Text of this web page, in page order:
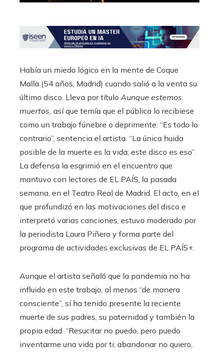
Había un miedo lógico en la mente de Coque
Malla (54 años, Madrid) cuando salió a la venta su
último disco. Lleva por título Aunque estemos
muertos, así que temía que el público lo recibiese
como un trabajo fúnebre o deprimente. “Es todo lo
contrario”, sentencia el artista. “La única huida
posible de la muerte es la vida; este disco es eso”.
La defensa la esgrimió en el encuentro que
mantuvo con lectores de EL PAÍS, la pasada
semana, en el Teatro Real de Madrid. El acto, en el
que profundizó en las motivaciones del disco e
interpretó varias canciones, estuvo moderado por
la periodista Laura Piñero y forma parte del
programa de actividades exclusivas de EL PAÍS+.
Aunque el artista señaló que la pandemia no ha
influido en este trabajo, al menos “de manera
consciente”, sí ha tenido presente la reciente
muerte de sus padres, su paternidad y también la
propia edad. “Resucitar no puedo, pero puedo
inventarme una vida por ti; abandonar no quiero,